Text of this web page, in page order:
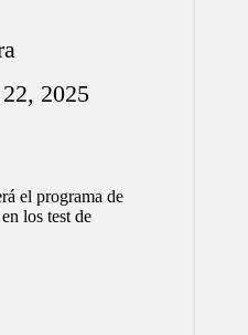
2025